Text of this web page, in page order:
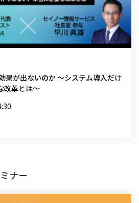
果が出ないのか ～システム導入だけ
改革とは～
ナー